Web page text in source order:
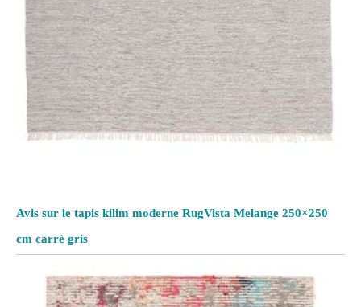
Avis sur le tapis kilim moderne RugVista Melange 250×250
cm carré gris